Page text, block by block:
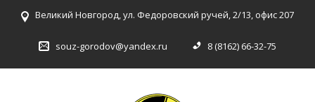
Великий Новгород, ул. Федоровский ручей, 2/13, офис 207
souz-gorodov@yandex.ru 8 (8162) 66-32-75